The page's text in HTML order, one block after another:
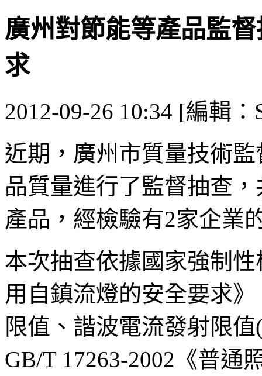
廣州對節能等產品監
求
2012-09-26 10:34 [編輯：
近期，廣州市質量技術
品質量進行了監督抽查
產品，經檢驗有2家企業
本次抽查依據國家強制性
用自鎮流燈的安全要求》
限值、諧波電流發射限
GB/T 17263-2002《普通